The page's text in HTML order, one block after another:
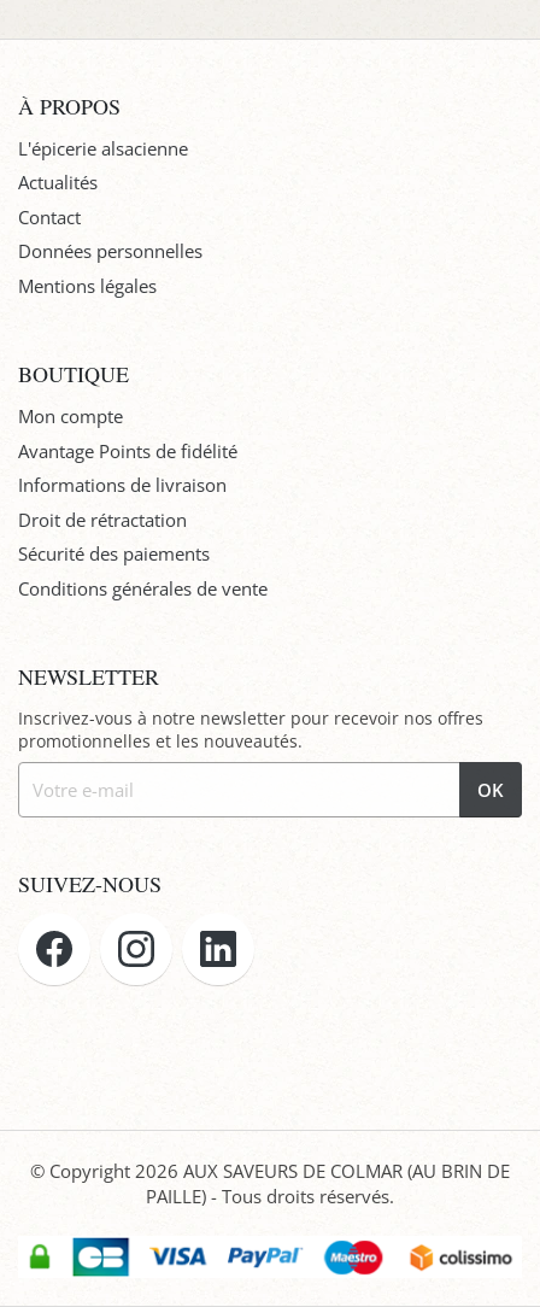
À PROPOS
L'épicerie alsacienne
Actualités
Contact
Données personnelles
Mentions légales
BOUTIQUE
Mon compte
Avantage Points de fidélité
Informations de livraison
Droit de rétractation
Sécurité des paiements
Conditions générales de vente
NEWSLETTER
Inscrivez-vous à notre newsletter pour recevoir nos offres
promotionnelles et les nouveautés.
OK
SUIVEZ-NOUS
© Copyright 2026 AUX SAVEURS DE COLMAR (AU BRIN DE
PAILLE) - Tous droits réservés.